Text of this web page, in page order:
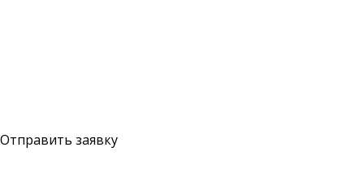
Отправить заявку